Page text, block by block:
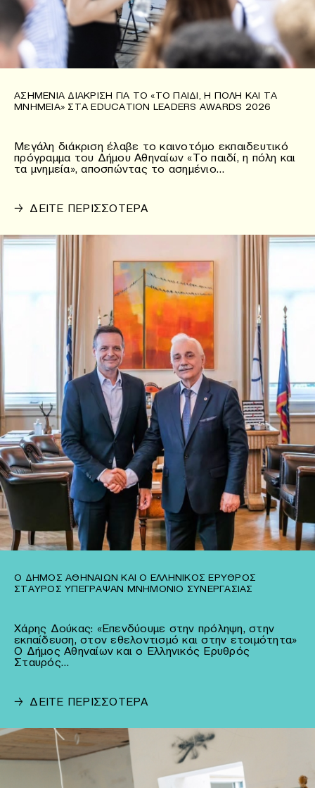
ΑΣΗΜΈΝΙΑ ΔΙΆΚΡΙΣΗ ΓΙΑ ΤΟ «ΤΟ ΠΑΙΔΊ, Η ΠΌΛΗ ΚΑΙ ΤΑ
ΜΝΗΜΕΊΑ» ΣΤΑ EDUCATION LEADERS AWARDS 2026
Μεγάλη διάκριση έλαβε το καινοτόμο εκπαιδευτικό
πρόγραμμα του Δήμου Αθηναίων «Το παιδί, η πόλη και
τα μνημεία», αποσπώντας το ασημένιο…
→ ΔΕΙΤΕ ΠΕΡΙΣΣΟΤΕΡΑ
Ο ΔΉΜΟΣ ΑΘΗΝΑΊΩΝ ΚΑΙ Ο ΕΛΛΗΝΙΚΌΣ ΕΡΥΘΡΌΣ
ΣΤΑΥΡΌΣ ΥΠΈΓΡΑΨΑΝ ΜΝΗΜΌΝΙΟ ΣΥΝΕΡΓΑΣΊΑΣ
Χάρης Δούκας: «Επενδύουμε στην πρόληψη, στην
εκπαίδευση, στον εθελοντισμό και στην ετοιμότητα»
Ο Δήμος Αθηναίων και ο Ελληνικός Ερυθρός
Σταυρός…
→ ΔΕΙΤΕ ΠΕΡΙΣΣΟΤΕΡΑ